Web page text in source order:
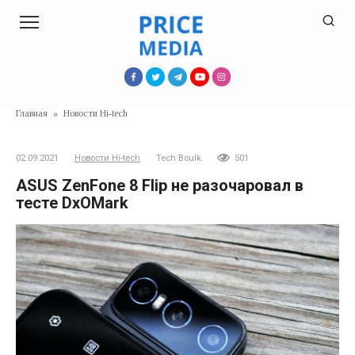
Главная » Новости Hi-tech
02.09.2021 Новости Hi-tech Tech Boulk 501
ASUS ZenFone 8 Flip не разочаровал в
тесте DxOMark